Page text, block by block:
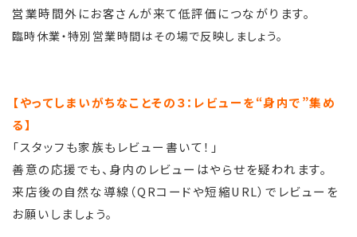
営業時間外にお客さんが来て低評価につながります。
臨時休業・特別営業時間はその場で反映しましょう。
【やってしまいがちなことその３：レビューを“身内で”集め
る】
「スタッフも家族もレビュー書いて！」
善意の応援でも、身内のレビューはやらせを疑われます。
来店後の自然な導線（QRコードや短縮URL）でレビューを
お願いしましょう。